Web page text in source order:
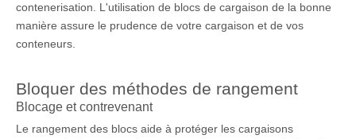
contenerisation. L'utilisation de blocs de cargaison de la bonne
manière assure le prudence de votre cargaison et de vos
conteneurs.
Bloquer des méthodes de rangement
Blocage et contrevenant
Le rangement des blocs aide à protéger les cargaisons